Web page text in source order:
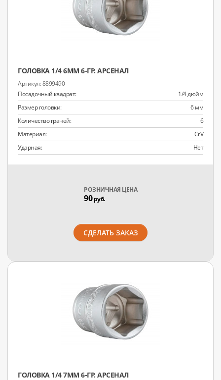
ГОЛОВКА 1/4 6ММ 6-ГР. АРСЕНАЛ
8899490
Посадочный квадрат:
1/4 дюйм
Размер головки:
6 мм
Количество граней:
6
Материал:
CrV
Ударная:
Нет
РОЗНИЧНАЯ ЦЕНА
90руб.
СДЕЛАТЬ ЗАКАЗ
ГОЛОВКА 1/4 7ММ 6-ГР. АРСЕНАЛ